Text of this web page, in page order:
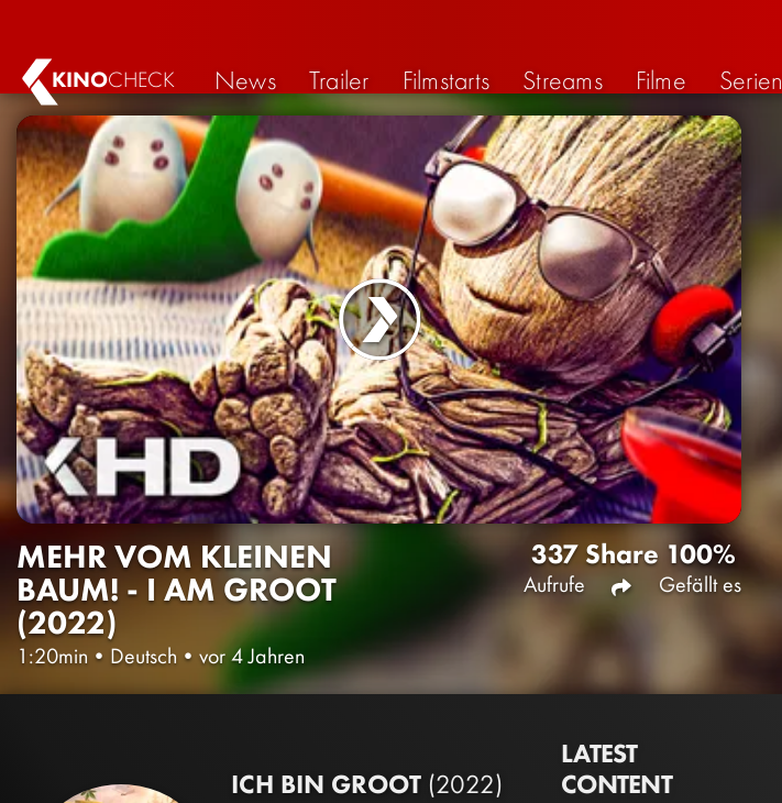
KINOCHECK News Trailer Filmstarts Streams Filme Serien
MEHR VOM KLEINEN
BAUM! - I AM GROOT
(2022)
1:20min • Deutsch • vor 4 Jahren
337
Aufrufe
Share 100%
Gefällt es
ICH BIN GROOT (2022)
LATEST
CONTENT